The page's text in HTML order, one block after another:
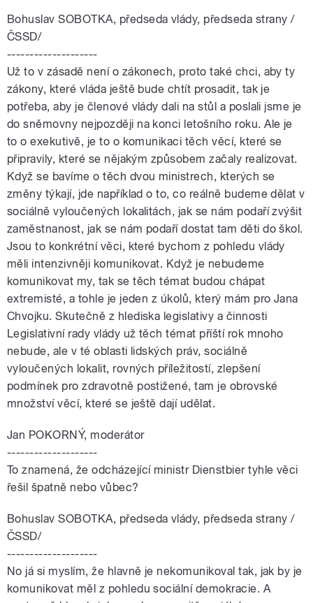
Bohuslav SOBOTKA, předseda vlády, předseda strany /
ČSSD/
--------------------
Už to v zásadě není o zákonech, proto také chci, aby ty
zákony, které vláda ještě bude chtít prosadit, tak je
potřeba, aby je členové vlády dali na stůl a poslali jsme je
do sněmovny nejpozději na konci letošního roku. Ale je
to o exekutivě, je to o komunikaci těch věcí, které se
připravily, které se nějakým způsobem začaly realizovat.
Když se bavíme o těch dvou ministrech, kterých se
změny týkají, jde například o to, co reálně budeme dělat v
sociálně vyloučených lokalitách, jak se nám podaří zvýšit
zaměstnanost, jak se nám podaří dostat tam děti do škol.
Jsou to konkrétní věci, které bychom z pohledu vlády
měli intenzivněji komunikovat. Když je nebudeme
komunikovat my, tak se těch témat budou chápat
extremisté, a tohle je jeden z úkolů, který mám pro Jana
Chvojku. Skutečně z hlediska legislativy a činnosti
Legislativní rady vlády už těch témat příští rok mnoho
nebude, ale v té oblasti lidských práv, sociálně
vyloučených lokalit, rovných příležitostí, zlepšení
podmínek pro zdravotně postižené, tam je obrovské
množství věcí, které se ještě dají udělat.
Jan POKORNÝ, moderátor
--------------------
To znamená, že odcházející ministr Dienstbier tyhle věci
řešil špatně nebo vůbec?
Bohuslav SOBOTKA, předseda vlády, předseda strany /
ČSSD/
--------------------
No já si myslím, že hlavně je nekomunikoval tak, jak by je
komunikovat měl z pohledu sociální demokracie. A